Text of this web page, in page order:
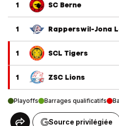
1 SC Berne
1 Rapperswil-Jona
1 SCL Tigers
1 ZSC Lions
Playoffs Barrages qualificatifs
Source privilégiée